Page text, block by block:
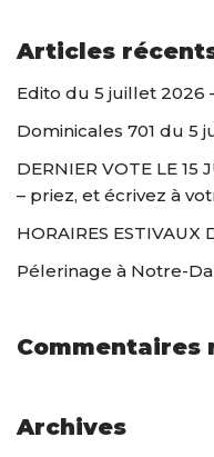
Articles
Edito du 5 juillet 2026
Dominicales 701 du 5
DERNIER VOTE LE 15
– priez, et écrivez à
HORAIRES ESTIVAUX
Pélerinage à Notre-
Commentaires
Archives